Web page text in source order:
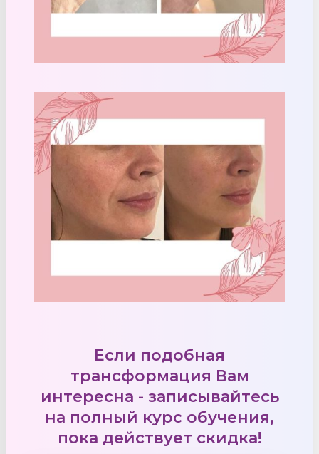
Если подобная
трансформация Вам
интересна - записывайтесь
на полный курс обучения,
пока действует скидка!